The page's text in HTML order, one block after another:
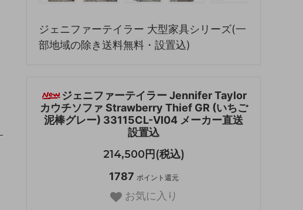
ジェニファーテイラー 大型家具シリーズ(一
部地域の除き送料無料・設置込)
ジェニファーテイラー Jennifer Taylor
カウチソファ Strawberry Thief GR (いちご
泥棒グレー) 33115CL-VI04 メーカー直送
設置込
214,500円(税込)
1787 ポイント還元
お気に入り